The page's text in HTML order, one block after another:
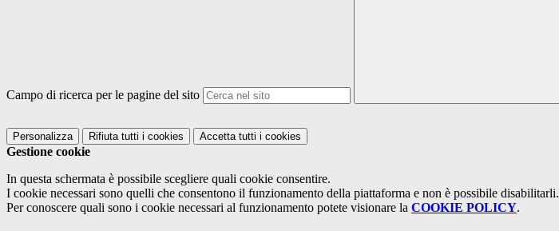
Campo di ricerca per le pagine del sito
Personalizza Rifiuta tutti i cookies Accetta tutti i cookies
Gestione cookie
In questa schermata è possibile scegliere quali cookie consentire.
I cookie necessari sono quelli che consentono il funzionamento della piattaforma e non è possibile disabilitarli.
Per conoscere quali sono i cookie necessari al funzionamento potete visionare la COOKIE POLICY.